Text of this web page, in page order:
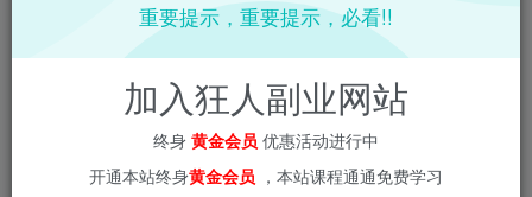
重要提示，重要提示，必看!!
加入狂人副业网站
终身 黄金会员 优惠活动进行中
开通本站终身黄金会员 ，本站课程通通免费学习